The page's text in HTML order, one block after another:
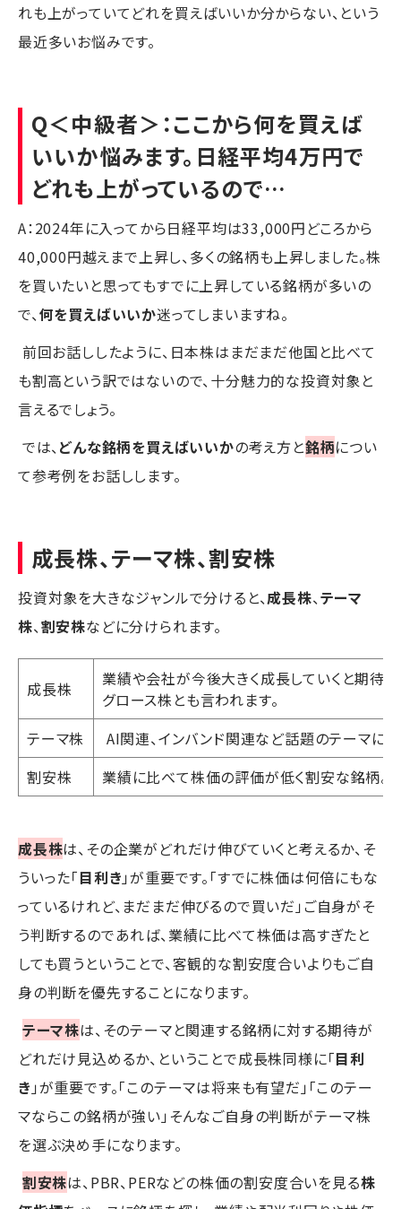
れも上がっていてどれを買えばいいか分からない、という
最近多いお悩みです。
Q＜中級者＞：ここから何を買えば
いいか悩みます。日経平均4万円で
どれも上がっているので…
A：2024年に入ってから日経平均は33,000円どころから
40,000円越えまで上昇し、多くの銘柄も上昇しました。株
を買いたいと思ってもすでに上昇している銘柄が多いの
で、何を買えばいいか迷ってしまいますね。
前回お話ししたように、日本株はまだまだ他国と比べて
も割高という訳ではないので、十分魅力的な投資対象と
言えるでしょう。
では、 どんな銘柄を買えばいいかの考え方と銘柄につい
て参考例をお話しします。
成長株、テーマ株、割安株
投資対象を大きなジャンルで分けると、成長株、テーマ
株、割安株などに分けられます。
成長株
業績や会社が今後大きく成長していくと期待さ
グロース株とも言われます。
テーマ株
AI関連、インバンド関連など話題のテーマに
割安株
業績に比べて株価の評価が低く割安な銘柄。
成長株は、その企業がどれだけ伸びていくと考えるか、そ
ういった「目利き 」が重要です。「すでに株価は何倍にもな
っているけれど、まだまだ伸びるので買いだ」ご自身がそ
う判断するのであれば、業績に比べて株価は高すぎたと
しても買うということで、客観的な割安度合いよりもご自
身の判断を優先することになります。
テーマ株は、そのテーマと関連する銘柄に対する期待が
どれだけ見込めるか、ということで成長株同様に「目利
き 」が重要です。「このテーマは将来も有望だ」「このテー
マならこの銘柄が強い」そんなご自身の判断がテーマ株
を選ぶ決め手になります。
割安株は、PBR、PERなどの株価の割安度合いを見る株